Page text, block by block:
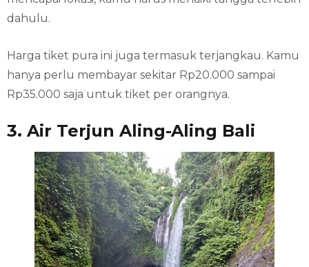
dahulu.
Harga tiket pura ini juga termasuk terjangkau. Kamu
hanya perlu membayar sekitar Rp20.000 sampai
Rp35.000 saja untuk tiket per orangnya.
3. Air Terjun Aling-Aling Bali